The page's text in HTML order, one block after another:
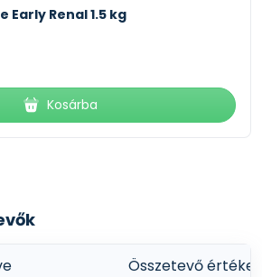
Early Renal 1.5 kg
Kosárba
Összetevő értéke